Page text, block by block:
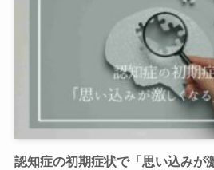
認知症の初期症状で「思い込みが